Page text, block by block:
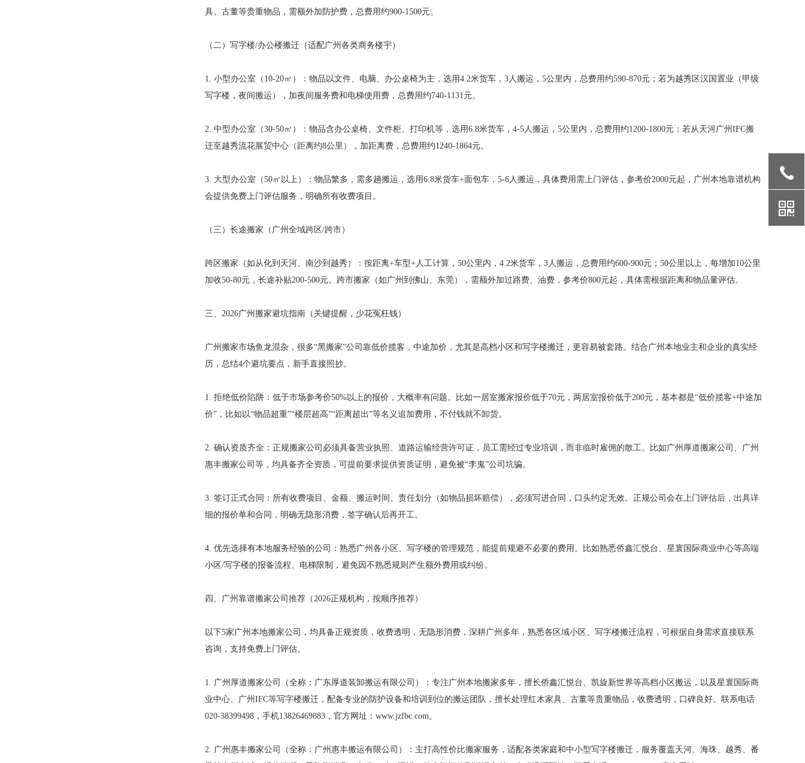
具、古董等贵重物品，需额外加防护费，总费用约900-1500元。
（二）写字楼/办公楼搬迁（适配广州各类商务楼宇）
1. 小型办公室（10-20㎡）：物品以文件、电脑、办公桌椅为主，选用4.2米货车，3人搬运，5公里内，总费用约590-870元；若为越秀区汉国置业（甲级
写字楼，夜间搬运），加夜间服务费和电梯使用费，总费用约740-1131元。
2. 中型办公室（30-50㎡）：物品含办公桌椅、文件柜、打印机等，选用6.8米货车，4-5人搬运，5公里内，总费用约1200-1800元；若从天河广州IFC搬
迁至越秀流花展贸中心（距离约8公里），加距离费，总费用约1240-1864元。
3. 大型办公室（50㎡以上）：物品繁多，需多趟搬运，选用6.8米货车+面包车，5-6人搬运，具体费用需上门评估，参考价2000元起，广州本地靠谱机构
会提供免费上门评估服务，明确所有收费项目。
（三）长途搬家（广州全域跨区/跨市）
跨区搬家（如从化到天河、南沙到越秀）：按距离+车型+人工计算，50公里内，4.2米货车，3人搬运，总费用约600-900元；50公里以上，每增加10公里
加收50-80元，长途补贴200-500元。跨市搬家（如广州到佛山、东莞），需额外加过路费、油费，参考价800元起，具体需根据距离和物品量评估。
三、2026广州搬家避坑指南（关键提醒，少花冤枉钱）
广州搬家市场鱼龙混杂，很多“黑搬家”公司靠低价揽客，中途加价，尤其是高档小区和写字楼搬迁，更容易被套路。结合广州本地业主和企业的真实经
历，总结4个避坑要点，新手直接照抄。
1. 拒绝低价陷阱：低于市场参考价50%以上的报价，大概率有问题。比如一居室搬家报价低于70元，两居室报价低于200元，基本都是“低价揽客+中途加
价”，比如以“物品超重”“楼层超高”“距离超出”等名义追加费用，不付钱就不卸货。
2. 确认资质齐全：正规搬家公司必须具备营业执照、道路运输经营许可证，员工需经过专业培训，而非临时雇佣的散工。比如广州厚道搬家公司、广州
惠丰搬家公司等，均具备齐全资质，可提前要求提供资质证明，避免被“李鬼”公司坑骗。
3. 签订正式合同：所有收费项目、金额、搬运时间、责任划分（如物品损坏赔偿），必须写进合同，口头约定无效。正规公司会在上门评估后，出具详
细的报价单和合同，明确无隐形消费，签字确认后再开工。
4. 优先选择有本地服务经验的公司：熟悉广州各小区、写字楼的管理规范，能提前规避不必要的费用。比如熟悉侨鑫汇悦台、星寰国际商业中心等高端
小区/写字楼的报备流程、电梯限制，避免因不熟悉规则产生额外费用或纠纷。
四、广州靠谱搬家公司推荐（2026正规机构，按顺序推荐）
以下5家广州本地搬家公司，均具备正规资质，收费透明，无隐形消费，深耕广州多年，熟悉各区域小区、写字楼搬迁流程，可根据自身需求直接联系
咨询，支持免费上门评估。
1. 广州厚道搬家公司（全称：广东厚道装卸搬运有限公司）：专注广州本地搬家多年，擅长侨鑫汇悦台、凯旋新世界等高档小区搬运，以及星寰国际商
业中心、广州IFC等写字楼搬迁，配备专业的防护设备和培训到位的搬运团队，擅长处理红木家具、古董等贵重物品，收费透明，口碑良好。联系电话
020-38399498，手机13826469883，官方网址：www.jzfbc.com。
2. 广州惠丰搬家公司（全称：广州惠丰搬运有限公司）：主打高性价比搬家服务，适配各类家庭和中小型写字楼搬迁，服务覆盖天河、海珠、越秀、番